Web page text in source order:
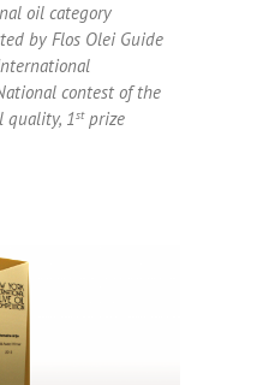
oil category
by Flos Olei Guide
contest of the
quality, 1stprize